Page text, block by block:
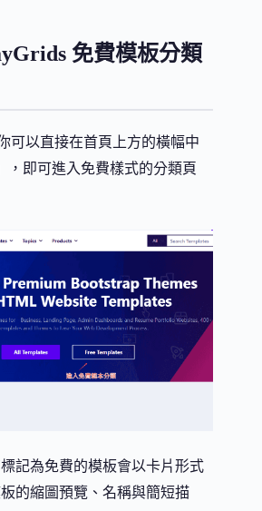
免費模板分類
可以直接在首頁上方的橫幅中
，即可進入免費樣式的分類頁
記為免費的模板會以卡片形式
的縮圖預覽、名稱與簡短描